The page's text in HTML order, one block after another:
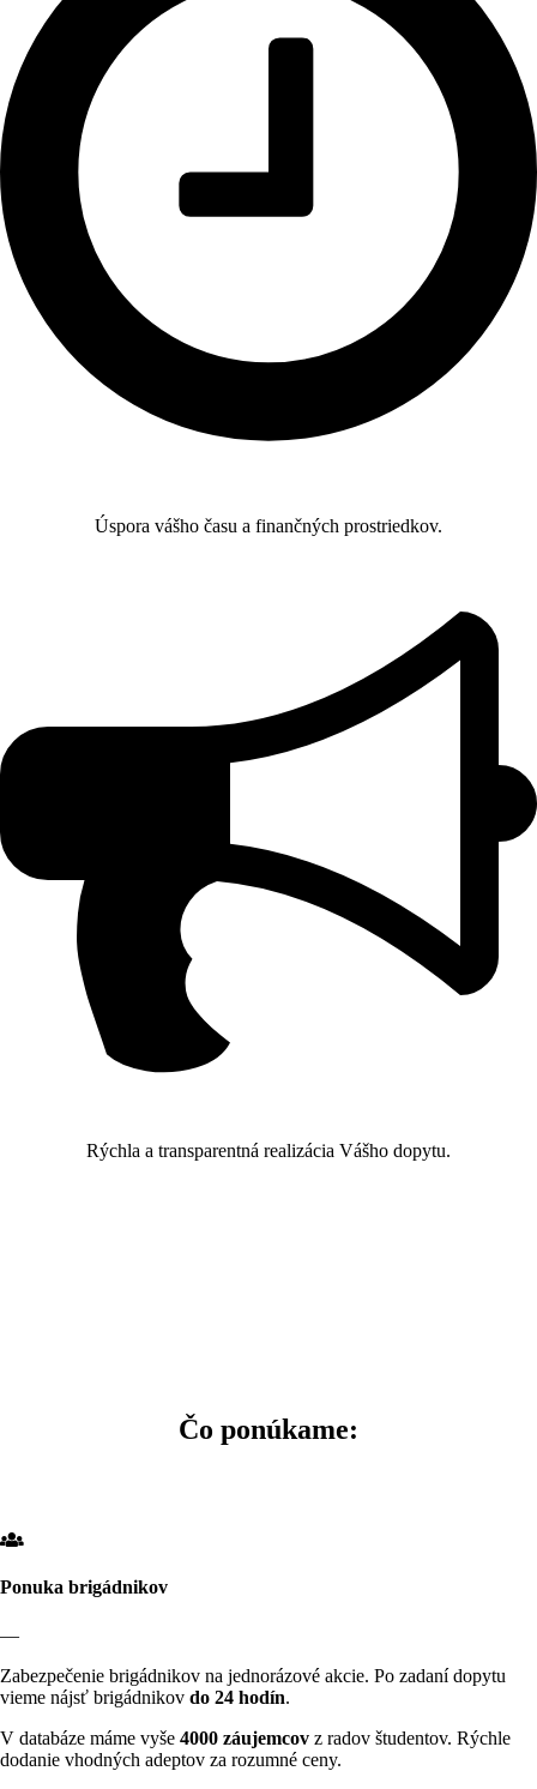
Úspora vášho času a finančných prostriedkov.
Rýchla a transparentná realizácia Vášho dopytu.
Čo ponúkame:
Ponuka brigádnikov
—
Zabezpečenie brigádnikov na jednorázové akcie. Po zadaní dopytu
vieme nájsť brigádnikov do 24 hodín.
V databáze máme vyše 4000 záujemcov z radov študentov. Rýchle
dodanie vhodných adeptov za rozumné ceny.